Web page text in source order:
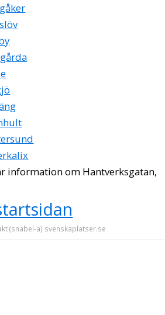
information om Hantverksgatan,
(snabel-a) svenskaplatser.se